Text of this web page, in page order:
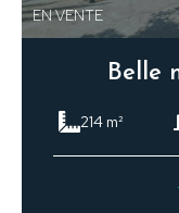
EN VENTE
214 m²